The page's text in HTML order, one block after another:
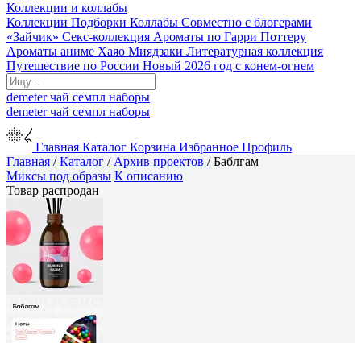
Коллекции и коллабы
Коллекции Подборки Коллабы Совместно с блогерами
«Зайчик» Секс-коллекция Ароматы по Гарри Поттеру
Ароматы аниме Хаяо Миядзаки Литературная коллекция
Путешествие по России Новый 2026 год с конем-огнем
demeterчай семпл наборы
demeterчай семпл наборы
Главная Каталог Корзина Избранное Профиль
Главная /Каталог / Архив проектов /Баблгам
Миксы под образы К описанию
Товар распродан